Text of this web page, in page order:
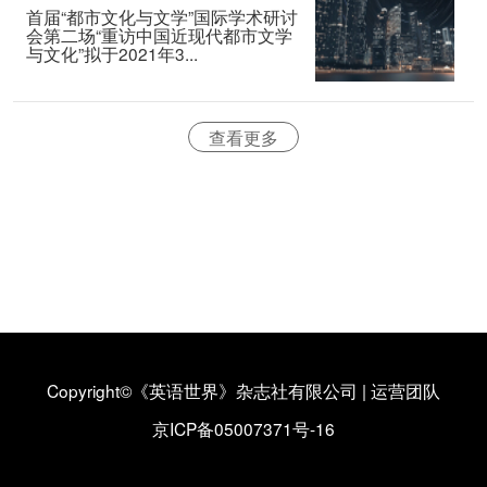
首届“都市文化与文学”国际学术研讨
会第二场“重访中国近现代都市文学
与文化”拟于2021年3...
查看更多
Copyright©《英语世界》杂志社有限公司 | 运营团队
京ICP备05007371号-16